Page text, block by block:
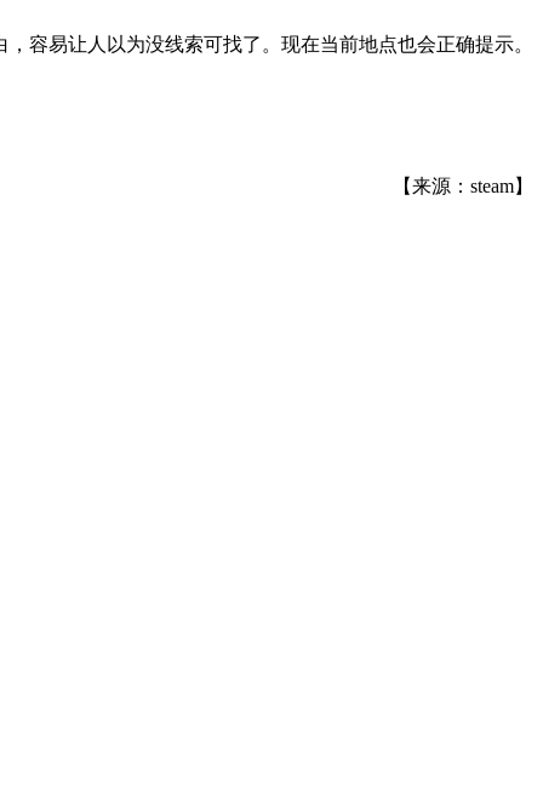
容易让人以为没线索可找了。现在当前地点也会正确提示。
【来源：steam】